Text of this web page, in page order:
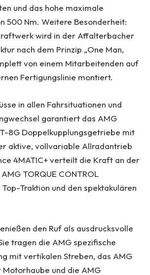
und das hohe maximale
500 Nm. Weitere Besonderheit:
wird in der Affalterbacher
nach dem Prinzip „One Man,
von einem Mitarbeitenden auf
Fertigungslinie montiert.
in allen Fahrsituationen und
garantiert das AMG
8G Doppelkupplungsgetriebe mit
aktive, vollvariable Allradantrieb
4MATIC+ verteilt die Kraft an der
TORQUE CONTROL
Traktion und den spektakulären
den Ruf als ausdrucksvolle
tragen die AMG spezifische
mit vertikalen Streben, das AMG
und die AMG